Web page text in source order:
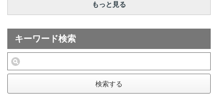
もっと見る
キーワード検索
検索する